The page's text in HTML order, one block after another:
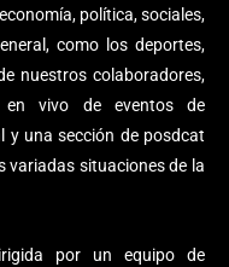
política, sociales,
como los deportes,
nuestros colaboradores,
en vivo de eventos de
y una sección de posdcat
variadas situaciones de la
por un equipo de